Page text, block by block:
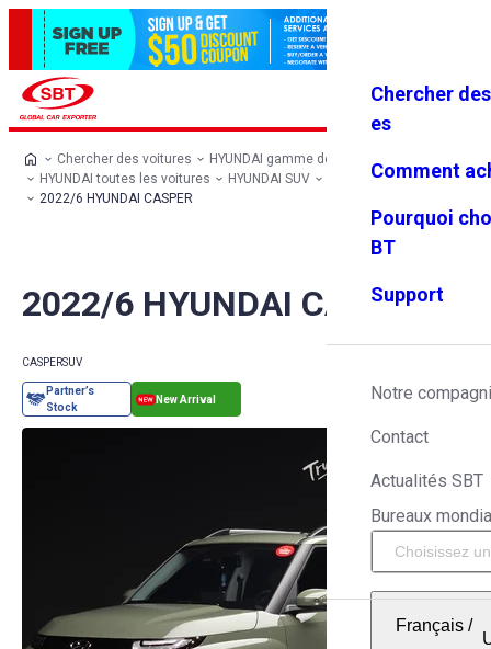
Se connec Favoris Menu
Chercher
es
Comment
Pourquoi
BT
Support
Notre
Contact
Actualités SBT
Bureaux
Français/
Chercher des voitures
HYUNDAI gamme de modèles
HYUNDAI toutes les voitures
HYUNDAI SUV
HYUNDAI CASPER
2022/6 HYUNDAI CASPER
2022/6 HYUNDAI CASPER
CASPERSUV